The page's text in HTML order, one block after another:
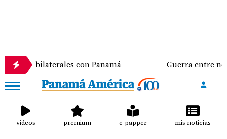
bilaterales con Panamá Guerra entre negros y
videos premium e-papper mis noticias